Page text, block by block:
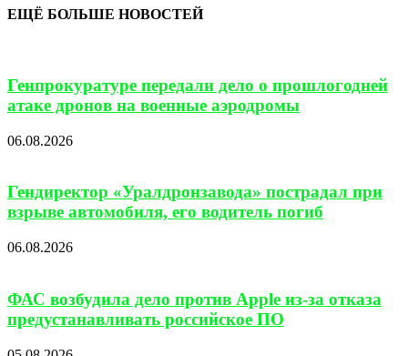
ЕЩЁ БОЛЬШЕ НОВОСТЕЙ
Генпрокуратуре передали дело о прошлогодней
атаке дронов на военные аэродромы
06.08.2026
Гендиректор «Уралдронзавода» пострадал при
взрыве автомобиля, его водитель погиб
06.08.2026
ФАС возбудила дело против Apple из-за отказа
предустанавливать российское ПО